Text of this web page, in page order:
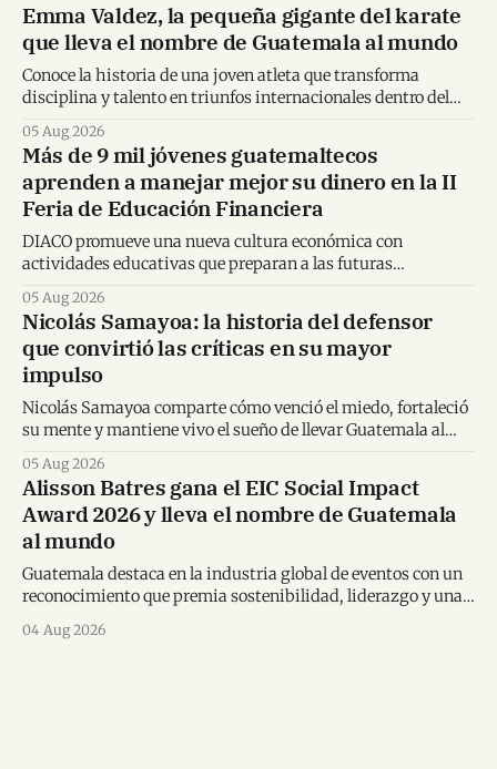
Emma Valdez, la pequeña gigante del karate
que lleva el nombre de Guatemala al mundo
Conoce la historia de una joven atleta que transforma
disciplina y talento en triunfos internacionales dentro del
05 Aug 2026
Más de 9 mil jóvenes guatemaltecos
aprenden a manejar mejor su dinero en la II
Feria de Educación Financiera
DIACO promueve una nueva cultura económica con
actividades educativas que preparan a las futuras
05 Aug 2026
Nicolás Samayoa: la historia del defensor
que convirtió las críticas en su mayor
impulso
Nicolás Samayoa comparte cómo venció el miedo, fortaleció
su mente y mantiene vivo el sueño de llevar Guatemala al
05 Aug 2026
Alisson Batres gana el EIC Social Impact
Award 2026 y lleva el nombre de Guatemala
al mundo
Guatemala destaca en la industria global de eventos con un
reconocimiento que premia sostenibilidad, liderazgo y una
04 Aug 2026